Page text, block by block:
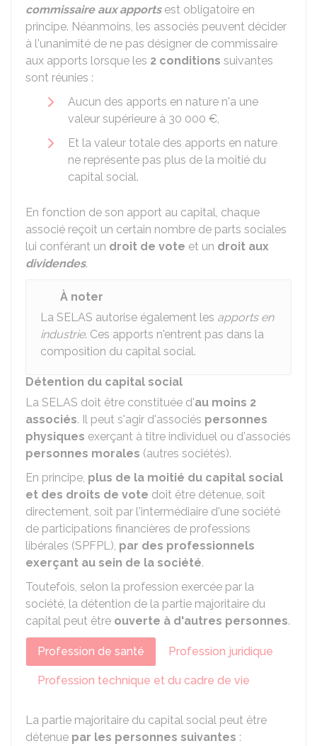
commissaire aux apportsest obligatoire en
principe. Néanmoins, les associés peuvent décider
à l'unanimité de ne pas désigner de commissaire
aux apports lorsque les 2 conditions suivantes
sont réunies :
Aucun des apports en nature n'a une
valeur supérieure à 30 000 €,
Et la valeur totale des apports en nature
ne représente pas plus de la moitié du
capital social.
En fonction de son apport au capital, chaque
associé reçoit un certain nombre de parts sociales
lui conférant un droit de vote et un droit aux
dividendes.
À noter
La SELAS autorise également les apports en
industrie. Ces apports n'entrent pas dans la
composition du capital social.
Détention du capital social
La SELAS doit être constituée d'au moins 2
associés. Il peut s'agir d'associés personnes
physiques exerçant à titre individuel ou d'associés
personnes morales (autres sociétés).
En principe, plus de la moitié du capital social
et des droits de vote doit être détenue, soit
directement, soit par l'intermédiaire d'une société
de participations financières de professions
libérales (SPFPL), par des professionnels
exerçant au sein de la société.
Toutefois, selon la profession exercée par la
société, la détention de la partie majoritaire du
capital peut être ouverte à d'autres personnes.
Profession de santé Profession juridique
Profession technique et du cadre de vie
La partie majoritaire du capital social peut être
détenue par les personnes suivantes :